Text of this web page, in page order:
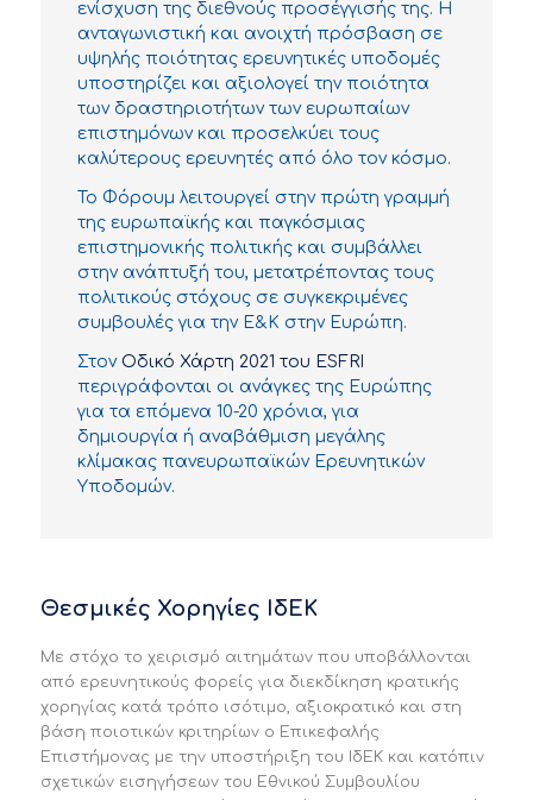
ενίσχυση της διεθνούς προσέγγισής της. Η
ανταγωνιστική και ανοιχτή πρόσβαση σε
υψηλής ποιότητας ερευνητικές υποδομές
υποστηρίζει και αξιολογεί την ποιότητα
των δραστηριοτήτων των ευρωπαίων
επιστημόνων και προσελκύει τους
καλύτερους ερευνητές από όλο τον κόσμο.
Το Φόρουμ λειτουργεί στην πρώτη γραμμή
της ευρωπαϊκής και παγκόσμιας
επιστημονικής πολιτικής και συμβάλλει
στην ανάπτυξή του, μετατρέποντας τους
πολιτικούς στόχους σε συγκεκριμένες
συμβουλές για την Ε&Κ στην Ευρώπη.
Στον Οδικό Χάρτη 2021 του ESFRI
περιγράφονται οι ανάγκες της Ευρώπης
για τα επόμενα 10-20 χρόνια, για
δημιουργία ή αναβάθμιση μεγάλης
κλίμακας πανευρωπαϊκών Ερευνητικών
Υποδομών.
Θεσμικές Χορηγίες ΙδΕΚ
Με στόχο το χειρισμό αιτημάτων που υποβάλλονται
από ερευνητικούς φορείς για διεκδίκηση κρατικής
χορηγίας κατά τρόπο ισότιμο, αξιοκρατικό και στη
βάση ποιοτικών κριτηρίων ο Επικεφαλής
Επιστήμονας με την υποστήριξη του ΙδΕΚ και κατόπιν
σχετικών εισηγήσεων του Εθνικού Συμβουλίου